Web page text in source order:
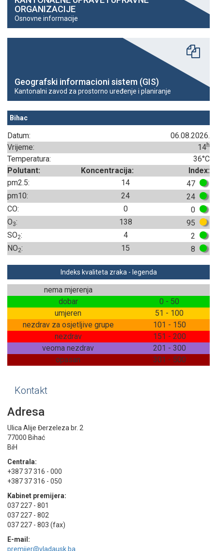
ORGANIZACIJE
Osnovne informacije
Geografski informacioni sistem (GIS)
Kantonalni zavod za prostorno uređenje i planiranje
Bihac
Datum:
06.08.2026.
Vrijeme:
14h
Temperatura:
36°C
Polutant:
Koncentracija:
Index:
pm2.5:
14
47
pm10:
24
24
CO:
0
0
O3: 138
95
SO2: 4
2
NO2: 15 8
Indeks kvaliteta zraka - legenda
nema mjerenja
dobar
0 - 50
umjeren
51 - 100
nezdrav za osjetljive grupe
101 - 150
nezdrav
151 - 200
veoma nezdrav
201 - 300
opasan
301 - 500
Kontakt
Adresa
Ulica Alije Đerzeleza br. 2
77000 Bihać
BiH
Centrala:
+387 37 316 - 000
+387 37 316 - 050
Kabinet premijera:
037 227 - 801
037 227 - 802
037 227 - 803 (fax)
E-mail:
premijer@vladausk.ba